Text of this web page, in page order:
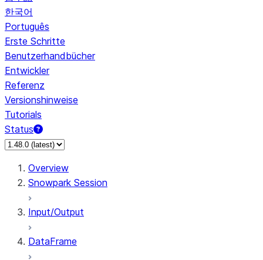
한국어
Português
Erste Schritte
Benutzerhandbücher
Entwickler
Referenz
Versionshinweise
Tutorials
Status
Overview
Snowpark Session
Input/Output
DataFrame